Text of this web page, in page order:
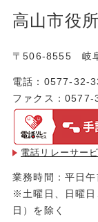
高山市役所
〒506-8555 岐
電話：0577-32-
ファクス：0577-
電話リレーサー
業務時間：平日
※土曜日、日曜日
日）を除く